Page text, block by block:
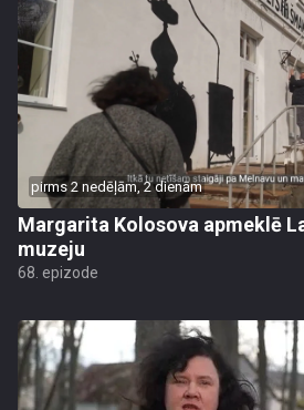
pirms 2 nedēļām, 2 dienām
Margarita Kolosova apmeklē
muzeju
68. epizode